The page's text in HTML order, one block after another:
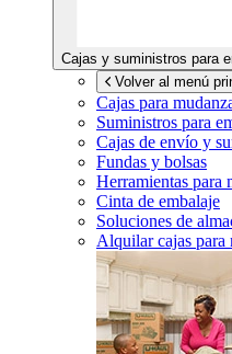
Cajas y suministros para
Volver al menú
Cajas para
Suministros para
Cajas de envío y
Fundas y bolsas
Herramientas para
Cinta de embalaje
Soluciones de
Alquilar cajas para